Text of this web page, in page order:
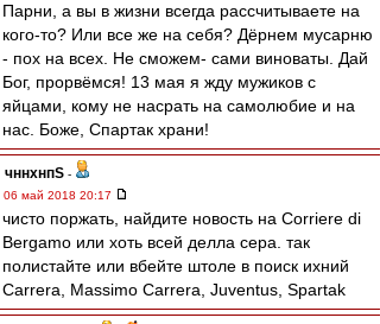
Парни, а вы в жизни всегда рассчитываете на
кого-то? Или все же на себя? Дёрнем мусарню
- пох на всех. Не сможем- сами виноваты. Дай
Бог, прорвёмся! 13 мая я жду мужиков с
яйцами, кому не насрать на самолюбие и на
нас. Боже, Спартак храни!
чннхнпS -
06 май 2018 20:17
чисто поржать, найдите новость на Corriere di
Bergamo или хоть всей делла сера. так
полистайте или вбейте штоле в поиск ихний
Carrera, Massimo Carrera, Juventus, Spartak